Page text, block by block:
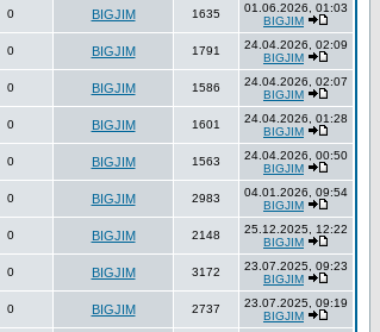
0 BIGJIM 1635
01.06.2026, 01:03
BIGJIM
0 BIGJIM 1791
24.04.2026, 02:09
BIGJIM
0 BIGJIM 1586
24.04.2026, 02:07
BIGJIM
0 BIGJIM 1601
24.04.2026, 01:28
BIGJIM
0 BIGJIM 1563
24.04.2026, 00:50
BIGJIM
0 BIGJIM 2983
04.01.2026, 09:54
BIGJIM
0 BIGJIM 2148
25.12.2025, 12:22
BIGJIM
0 BIGJIM 3172
23.07.2025, 09:23
BIGJIM
0 BIGJIM 2737
23.07.2025, 09:19
BIGJIM